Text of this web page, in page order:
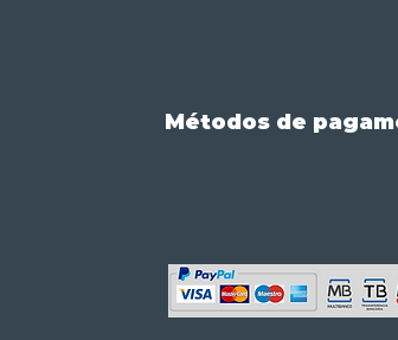
Métodos de